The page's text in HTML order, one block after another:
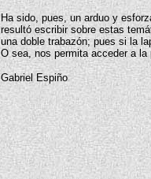
Ha sido, pues, un arduo y
resultó escribir sobre estas
una doble trabazón; pues si la
O sea, nos permita acceder a
Gabriel Espiño